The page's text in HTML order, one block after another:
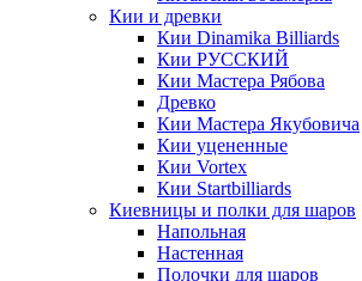
Кии и древки
Кии Dinamika Billiards
Кии РУССКИЙ
Кии Мастера Рябова
Древко
Кии Мастера Якубовича
Кии уцененные
Кии Vortex
Кии Startbilliards
Киевницы и полки для шаров
Напольная
Настенная
Полочки для шаров